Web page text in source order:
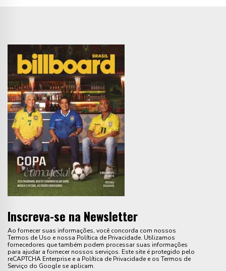
Inscreva-se na Newsletter
Ao fornecer suas informações, você concorda com nossos
Termos de Uso e nossa Política de Privacidade. Utilizamos
fornecedores que também podem processar suas informações
para ajudar a fornecer nossos serviços. Este site é protegido pelo
reCAPTCHA Enterprise e a Política de Privacidade e os Termos de
Serviço do Google se aplicam.